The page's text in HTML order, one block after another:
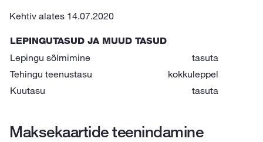
Kehtiv alates 14.07.2020
LEPINGUTASUD JA MUUD TASUD
Lepingu sõlmimine
tasuta
Tehingu teenustasu
kokkuleppel
Kuutasu
tasuta
Maksekaartide teenindamine